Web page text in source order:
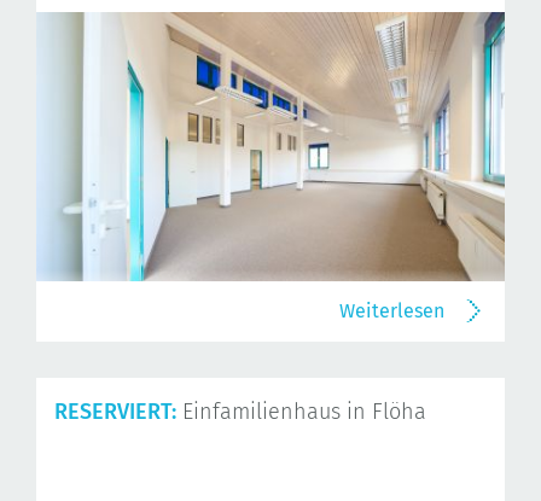
Weiterlesen
RESERVIERT: Einfamilienhaus in Flöha